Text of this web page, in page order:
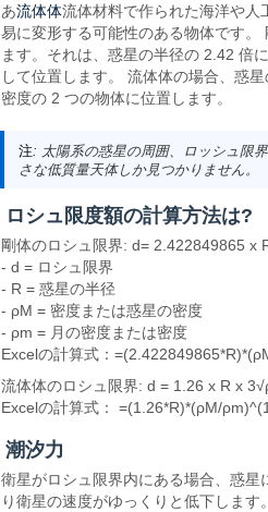
あ流体体流体材料で作られた海洋や人
易に変形する可能性のある物体です。
ます。それは、惑星の半径の 2.42 倍
して位置します。 流体体の場合、惑
密度の 2 つの物体に位置します。
注: 太陽系の惑星の周囲、ロッシュ限
さな低質量天体しか見つかりません。
ロシュ限度額の計算方法は?
剛体のロシュ限界: d= 2.422849865 x
- d = ロシュ限界
- R = 惑星の半径
- ρM = 密度または惑星の密度
- ρm = 月の密度または密度
Excelの計算式：
流体体のロシュ限界: d = 1.26 x R x
Excelの計算式： =(1.26*R)*(ρM/
潮汐力
衛星がロシュ限界内にある場合、惑星
り衛星の速度がゆっくりと低下しま